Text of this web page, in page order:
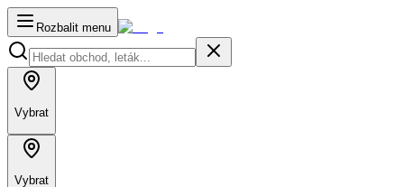
Rozbalit menu
Vybrat
Vybrat